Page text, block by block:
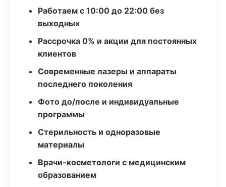
Работаем с 10:00 до 22:00 без
выходных
Рассрочка 0% и акции для постоянных
клиентов
Современные лазеры и аппараты
последнего поколения
Фото до/после и индивидуальные
программы
Стерильность и одноразовые
материалы
Врачи-косметологи с медицинским
образованием